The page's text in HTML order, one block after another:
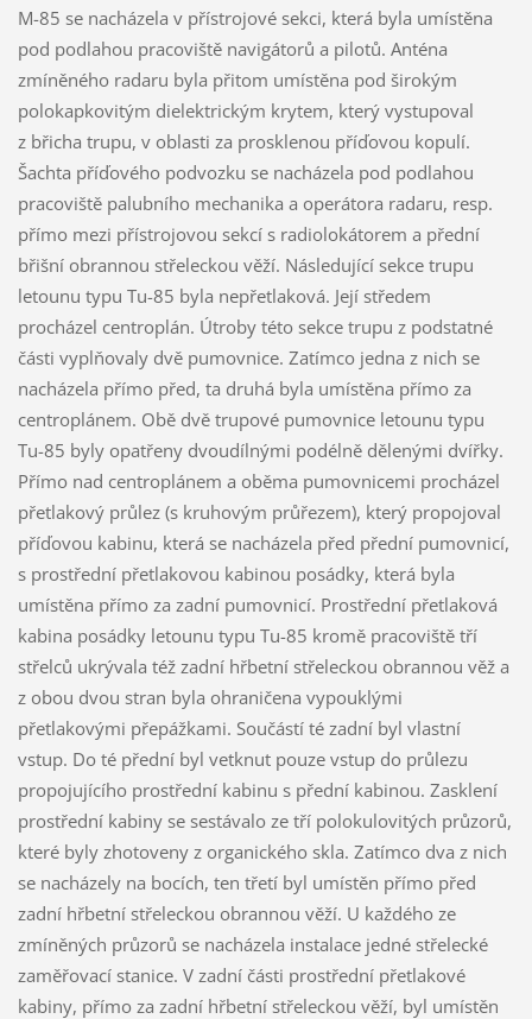
M-85 se nacházela v přístrojové sekci, která byla umístěna
pod podlahou pracoviště navigátorů a pilotů. Anténa
zmíněného radaru byla přitom umístěna pod širokým
polokapkovitým dielektrickým krytem, který vystupoval
z břicha trupu, v oblasti za prosklenou příďovou kopulí.
Šachta příďového podvozku se nacházela pod podlahou
pracoviště palubního mechanika a operátora radaru, resp.
přímo mezi přístrojovou sekcí s radiolokátorem a přední
břišní obrannou střeleckou věží. Následující sekce trupu
letounu typu Tu-85 byla nepřetlaková. Její středem
procházel centroplán. Útroby této sekce trupu z podstatné
části vyplňovaly dvě pumovnice. Zatímco jedna z nich se
nacházela přímo před, ta druhá byla umístěna přímo za
centroplánem. Obě dvě trupové pumovnice letounu typu
Tu-85 byly opatřeny dvoudílnými podélně dělenými dvířky.
Přímo nad centroplánem a oběma pumovnicemi procházel
přetlakový průlez (s kruhovým průřezem), který propojoval
příďovou kabinu, která se nacházela před přední pumovnicí,
s prostřední přetlakovou kabinou posádky, která byla
umístěna přímo za zadní pumovnicí. Prostřední přetlaková
kabina posádky letounu typu Tu-85 kromě pracoviště tří
střelců ukrývala též zadní hřbetní střeleckou obrannou věž a
z obou dvou stran byla ohraničena vypouklými
přetlakovými přepážkami. Součástí té zadní byl vlastní
vstup. Do té přední byl vetknut pouze vstup do průlezu
propojujícího prostřední kabinu s přední kabinou. Zasklení
prostřední kabiny se sestávalo ze tří polokulovitých průzorů,
které byly zhotoveny z organického skla. Zatímco dva z nich
se nacházely na bocích, ten třetí byl umístěn přímo před
zadní hřbetní střeleckou obrannou věží. U každého ze
zmíněných průzorů se nacházela instalace jedné střelecké
zaměřovací stanice. V zadní části prostřední přetlakové
kabiny, přímo za zadní hřbetní střeleckou věží, byl umístěn